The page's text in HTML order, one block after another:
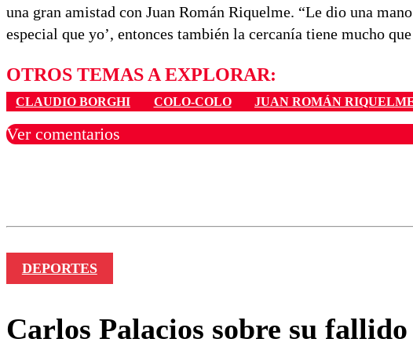
una gran amistad con Juan Román Riquelme. “Le dio una
especial que yo’, entonces también la cercanía tiene mucho
OTROS TEMAS A EXPLORAR:
CLAUDIO BORGHI COLO-COLO JUAN ROMÁN
Ver comentarios
DEPORTES
Carlos Palacios sobre su